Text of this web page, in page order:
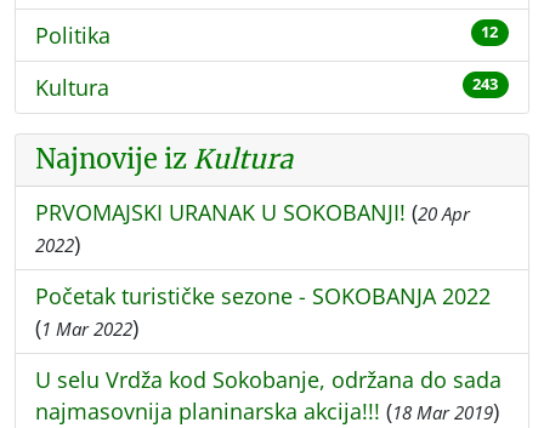
Politika 12
Kultura 243
Najnovije iz Kultura
PRVOMAJSKI URANAK U SOKOBANJI! (20 Apr
2022)
Početak turističke sezone - SOKOBANJA 2022
(1 Mar 2022)
U selu Vrdža kod Sokobanje, održana do sada
najmasovnija planinarska akcija!!! (18 Mar 2019)